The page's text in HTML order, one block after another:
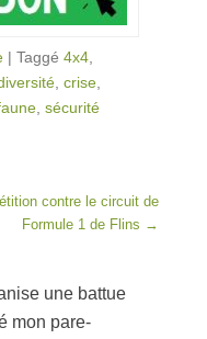
| Taggé 4x4
crise
sécurité
contre le circuit de
Formule 1 de Flins →
une battue
mon pare-